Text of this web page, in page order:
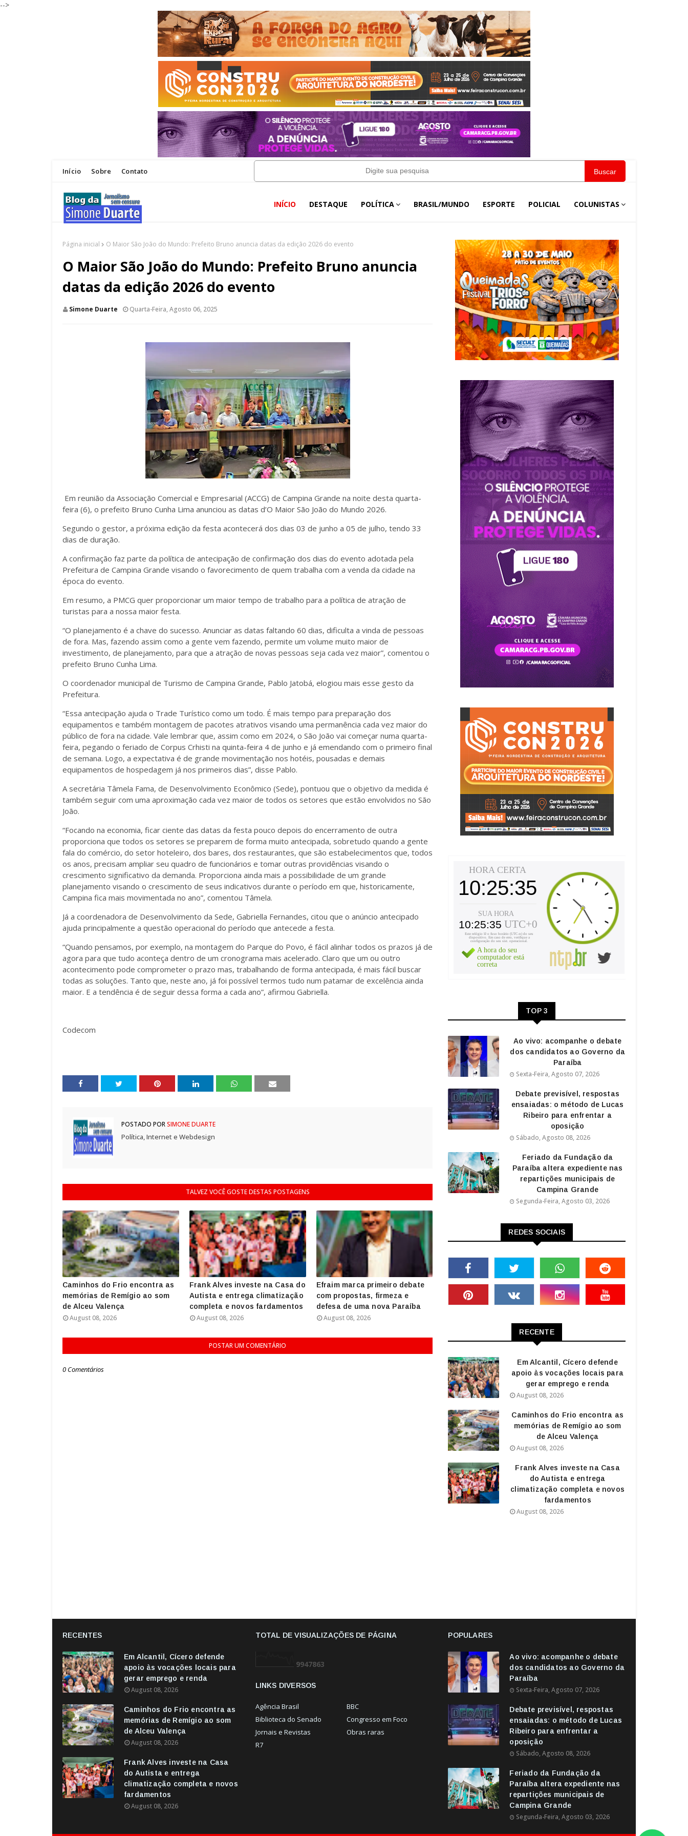
-->
Início Sobre Contato Buscar
INÍCIO DESTAQUE POLÍTICA BRASIL/MUNDO ESPORTE POLICIAL COLUNISTAS
Página inicial O Maior São João do Mundo: Prefeito Bruno anuncia datas da edição 2026 do evento
O Maior São João do Mundo: Prefeito Bruno anuncia
datas da edição 2026 do evento
Simone Duarte Quarta-Feira, Agosto 06, 2025
Em reunião da Associação Comercial e Empresarial (ACCG) de Campina Grande na noite desta quarta-
feira (6), o prefeito Bruno Cunha Lima anunciou as datas d’O Maior São João do Mundo 2026.
Segundo o gestor, a próxima edição da festa acontecerá dos dias 03 de junho a 05 de julho, tendo 33
dias de duração.
A confirmação faz parte da política de antecipação de confirmação dos dias do evento adotada pela
Prefeitura de Campina Grande visando o favorecimento de quem trabalha com a venda da cidade na
época do evento.
Em resumo, a PMCG quer proporcionar um maior tempo de trabalho para a política de atração de
turistas para a nossa maior festa.
“O planejamento é a chave do sucesso. Anunciar as datas faltando 60 dias, dificulta a vinda de pessoas
de fora. Mas, fazendo assim como a gente vem fazendo, permite um volume muito maior de
investimento, de planejamento, para que a atração de novas pessoas seja cada vez maior”, comentou o
prefeito Bruno Cunha Lima.
O coordenador municipal de Turismo de Campina Grande, Pablo Jatobá, elogiou mais esse gesto da
Prefeitura.
“Essa antecipação ajuda o Trade Turístico como um todo. É mais tempo para preparação dos
equipamentos e também montagem de pacotes atrativos visando uma permanência cada vez maior do
público de fora na cidade. Vale lembrar que, assim como em 2024, o São João vai começar numa quarta-
feira, pegando o feriado de Corpus Crhisti na quinta-feira 4 de junho e já emendando com o primeiro final
de semana. Logo, a expectativa é de grande movimentação nos hotéis, pousadas e demais
equipamentos de hospedagem já nos primeiros dias”, disse Pablo.
A secretária Tâmela Fama, de Desenvolvimento Econômico (Sede), pontuou que o objetivo da medida é
também seguir com uma aproximação cada vez maior de todos os setores que estão envolvidos no São
João.
“Focando na economia, ficar ciente das datas da festa pouco depois do encerramento de outra
proporciona que todos os setores se preparem de forma muito antecipada, sobretudo quando a gente
fala do comércio, do setor hoteleiro, dos bares, dos restaurantes, que são estabelecimentos que, todos
os anos, precisam ampliar seu quadro de funcionários e tomar outras providências visando o
crescimento significativo da demanda. Proporciona ainda mais a possibilidade de um grande
planejamento visando o crescimento de seus indicativos durante o período em que, historicamente,
Campina fica mais movimentada no ano”, comentou Tâmela.
Já a coordenadora de Desenvolvimento da Sede, Gabriella Fernandes, citou que o anúncio antecipado
ajuda principalmente a questão operacional do período que antecede a festa.
“Quando pensamos, por exemplo, na montagem do Parque do Povo, é fácil alinhar todos os prazos já de
agora para que tudo aconteça dentro de um cronograma mais acelerado. Claro que um ou outro
acontecimento pode comprometer o prazo mas, trabalhando de forma antecipada, é mais fácil buscar
todas as soluções. Tanto que, neste ano, já foi possível termos tudo num patamar de excelência ainda
maior. E a tendência é de seguir dessa forma a cada ano”, afirmou Gabriella.
Codecom
POSTADO PORSIMONE DUARTE
Política, Internet e Webdesign
TALVEZ VOCÊ GOSTE DESTAS POSTAGENS
Caminhos do Frio encontra as
memórias de Remígio ao som
de Alceu Valença
August 08, 2026
Frank Alves investe na Casa do
Autista e entrega climatização
completa e novos fardamentos
August 08, 2026
Efraim marca primeiro debate
com propostas, firmeza e
defesa de uma nova Paraíba
August 08, 2026
POSTAR UM COMENTÁRIO
0 Comentários
TOP 3
Ao vivo: acompanhe o debate
dos candidatos ao Governo da
Paraíba
Sexta-Feira, Agosto 07, 2026
Debate previsível, respostas
ensaiadas: o método de Lucas
Ribeiro para enfrentar a
oposição
Sábado, Agosto 08, 2026
Feriado da Fundação da
Paraíba altera expediente nas
repartições municipais de
Campina Grande
Segunda-Feira, Agosto 03, 2026
REDES SOCIAIS
RECENTE
Em Alcantil, Cícero defende
apoio às vocações locais para
gerar emprego e renda
August 08, 2026
Caminhos do Frio encontra as
memórias de Remígio ao som
de Alceu Valença
August 08, 2026
Frank Alves investe na Casa
do Autista e entrega
climatização completa e novos
fardamentos
August 08, 2026
RECENTES
Em Alcantil, Cícero defende
apoio às vocações locais para
gerar emprego e renda
August 08, 2026
Caminhos do Frio encontra as
memórias de Remígio ao som
de Alceu Valença
August 08, 2026
Frank Alves investe na Casa
do Autista e entrega
climatização completa e novos
fardamentos
August 08, 2026
TOTAL DE VISUALIZAÇÕES DE PÁGINA
9947863
LINKS DIVERSOS
Agência Brasil
BBC
Biblioteca do Senado
Congresso em Foco
Jornais e Revistas
Obras raras
R7
POPULARES
Ao vivo: acompanhe o debate
dos candidatos ao Governo da
Paraíba
Sexta-Feira, Agosto 07, 2026
Debate previsível, respostas
ensaiadas: o método de Lucas
Ribeiro para enfrentar a
oposição
Sábado, Agosto 08, 2026
Feriado da Fundação da
Paraíba altera expediente nas
repartições municipais de
Campina Grande
Segunda-Feira, Agosto 03, 2026